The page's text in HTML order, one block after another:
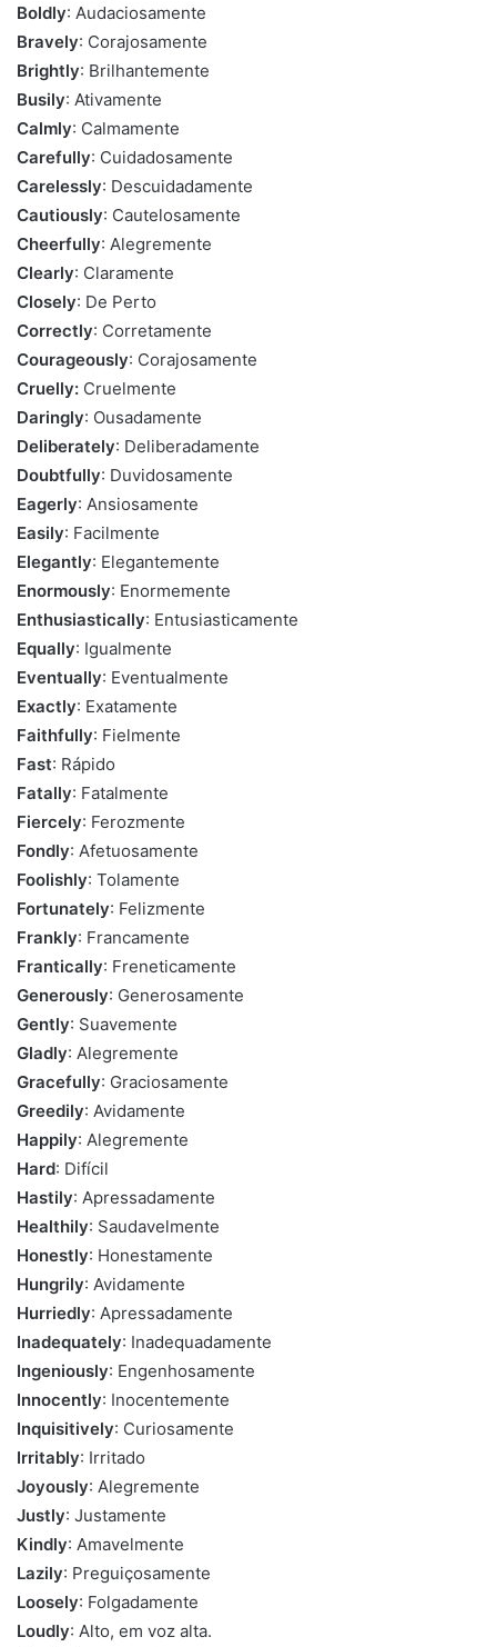
Boldly: Audaciosamente
Bravely: Corajosamente
Brightly: Brilhantemente
Busily: Ativamente
Calmly: Calmamente
Carefully: Cuidadosamente
Carelessly: Descuidadamente
Cautiously: Cautelosamente
Cheerfully: Alegremente
Clearly: Claramente
Closely: De Perto
Correctly: Corretamente
Courageously: Corajosamente
Cruelly: Cruelmente
Daringly: Ousadamente
Deliberately: Deliberadamente
Doubtfully: Duvidosamente
Eagerly: Ansiosamente
Easily: Facilmente
Elegantly: Elegantemente
Enormously: Enormemente
Enthusiastically: Entusiasticamente
Equally: Igualmente
Eventually: Eventualmente
Exactly: Exatamente
Faithfully: Fielmente
Fast: Rápido
Fatally: Fatalmente
Fiercely: Ferozmente
Fondly: Afetuosamente
Foolishly: Tolamente
Fortunately: Felizmente
Frankly: Francamente
Frantically: Freneticamente
Generously: Generosamente
Gently: Suavemente
Gladly: Alegremente
Gracefully: Graciosamente
Greedily: Avidamente
Happily: Alegremente
Hard: Difícil
Hastily: Apressadamente
Healthily: Saudavelmente
Honestly: Honestamente
Hungrily: Avidamente
Hurriedly: Apressadamente
Inadequately: Inadequadamente
Ingeniously: Engenhosamente
Innocently: Inocentemente
Inquisitively: Curiosamente
Irritably: Irritado
Joyously: Alegremente
Justly: Justamente
Kindly: Amavelmente
Lazily: Preguiçosamente
Loosely: Folgadamente
Loudly: Alto, em voz alta.